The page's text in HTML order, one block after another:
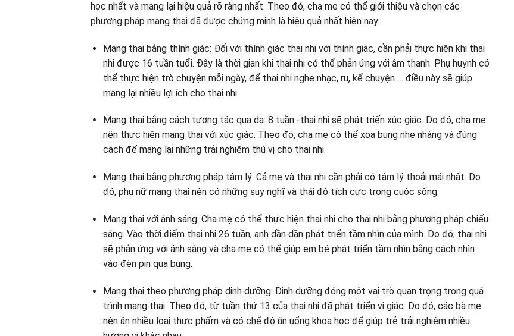
học nhất và mang lại hiệu quả rõ ràng nhất. Theo đó, cha mẹ có thể giới thiệu và chọn các
phương pháp mang thai đã được chứng minh là hiệu quả nhất hiện nay:
Mang thai bằng thính giác: Đối với thính giác thai nhi với thính giác, cần phải thực hiện khi thai
nhi được 16 tuần tuổi. Đây là thời gian khi thai nhi có thể phản ứng với âm thanh. Phụ huynh có
thể thực hiện trò chuyện mỗi ngày, để thai nhi nghe nhạc, ru, kể chuyện … điều này sẽ giúp
mang lại nhiều lợi ích cho thai nhi.
Mang thai bằng cách tương tác qua da: 8 tuần -thai nhi sẽ phát triển xúc giác. Do đó, cha mẹ
nên thực hiện mang thai với xúc giác. Theo đó, cha mẹ có thể xoa bụng nhẹ nhàng và đúng
cách để mang lại những trải nghiệm thú vị cho thai nhi.
Mang thai bằng phương pháp tâm lý: Cả mẹ và thai nhi cần phải có tâm lý thoải mái nhất. Do
đó, phụ nữ mang thai nên có những suy nghĩ và thái độ tích cực trong cuộc sống.
Mang thai với ánh sáng: Cha mẹ có thể thực hiện thai nhi cho thai nhi bằng phương pháp chiếu
sáng. Vào thời điểm thai nhi 26 tuần, anh dần dần phát triển tầm nhìn của mình. Do đó, thai nhi
sẽ phản ứng với ánh sáng và cha mẹ có thể giúp em bé phát triển tầm nhìn bằng cách nhìn
vào đèn pin qua bụng.
Mang thai theo phương pháp dinh dưỡng: Dinh dưỡng đóng một vai trò quan trọng trong quá
trình mang thai. Theo đó, từ tuần thứ 13 của thai nhi đã phát triển vị giác. Do đó, các bà mẹ
nên ăn nhiều loại thực phẩm và có chế độ ăn uống khoa học để giúp trẻ trải nghiệm nhiều